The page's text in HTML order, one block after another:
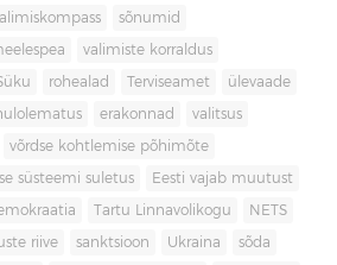
sõnumid
valimiste korraldus
rohealad Terviseamet ülevaade
erakonnad valitsus
võrdse kohtlemise põhimõte
süsteemi suletus Eesti vajab muutust
Tartu Linnavolikogu NETS
riive sanktsioon Ukraina sõda